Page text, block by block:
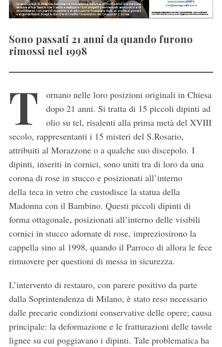
Sono passati 21 anni da quando furono
rimossi nel 1998
T
ornano nelle loro posizioni originali in Chiesa
dopo 21 anni. Si tratta di 15 piccoli dipinti ad
olio su tel, risalenti alla prima metà del XVIII
secolo, rappresentanti i 15 misteri del S.Rosario,
attribuiti al Morazzone o a qualche suo discepolo. I
dipinti, inseriti in cornici, sono uniti tra di loro da una
corona di rose in stucco e posizionati all’interno
della teca in vetro che custodisce la statua della
Madonna con il Bambino. Questi piccoli dipinti di
forma ottagonale, posizionati all’interno delle visibili
cornici in stucco adornate di rose, impreziosirono la
cappella sino al 1998, quando il Parroco di allora le fece
rimuovere per questioni di messa in sicurezza.
L’intervento di restauro, con parere positivo da parte
dalla Soprintendenza di Milano, è stato reso necessario
dalle precarie condizioni conservative delle opere; causa
principale: la deformazione e le fratturazioni delle tavole
lignee su cui poggiavano i dipinti. Tale problematica ha